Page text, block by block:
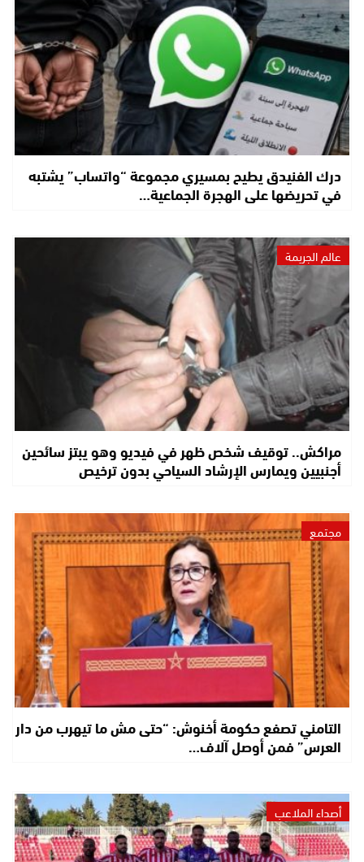
درك الفنيدق يطيح بمسيري مجموعة “واتساب” يشتبه
في تحريضها على الهجرة الجماعية…
عالم الجريمة
مراكش.. توقيف شخص ظهر في فيديو وهو يبتز سائحين
أجنبيين ويمارس الإرشاد السياحي بدون ترخيص
مجتمع
التامني تصفع حكومة أخنوش: “حتى مش ما تيهرب من دار
العرس” فمن أوصل آلاف…
أصداء الملاعب